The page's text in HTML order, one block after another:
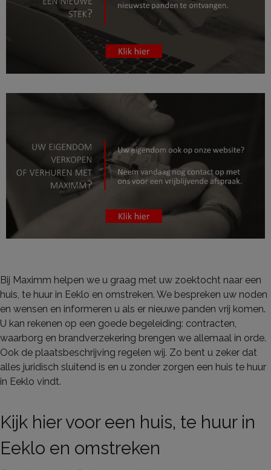
Bij Maximm helpen we u graag met uw zoektocht naar een
huis, te huur in Eeklo en omstreken. We bespreken uw noden
en wensen en informeren u als er nieuwe panden vrij komen.
U kan rekenen op een goede begeleiding: contracten,
waarborg en brandverzekering brengen we allemaal in orde.
Ook de plaatsbeschrijving regelen wij. Zo bent u zeker dat
alles juridisch sluitend is en u zonder zorgen een huis te huur
in Eeklo vindt.
Kijk hier voor een huis, te huur in
Eeklo en omstreken